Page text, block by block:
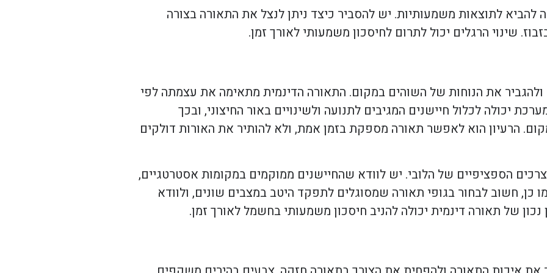
להביא לתוצאות משמעותיות. יש להסביר כיצד ניתן לנצל את התאורה בצורה
שינוי הרגלים יכול לתרום לחיסכון משמעותי לאורך זמן.
ולהגביר את הנוחות של השוהים במקום. התאורה הדינמית מתאימה את עצמתה לפי
יכולה לכלול חיישנים המגיבים לתנועה ולשינויים באור החיצוני, ובכך
הרעיון הוא לאפשר תאורה מספקת בזמן אמת, ולא להותיר את האורות דולקים
הספציפיים של הלובי. יש לוודא שהחיישנים ממוקמים במקומות אסטרטגיים,
כן, חשוב לבחור בגופי תאורה שמסוגלים לתפקד היטב במצבים שונים, ולוודא
של תאורה דינמית יכולה להניב חיסכון משמעותי בחשמל לאורך זמן.